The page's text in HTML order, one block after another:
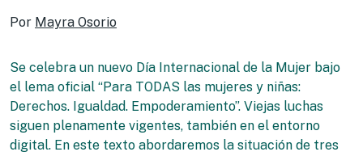
Por Mayra Osorio
Se celebra un nuevo Día Internacional de la Mujer bajo
el lema oficial “Para TODAS las mujeres y niñas:
Derechos. Igualdad. Empoderamiento”. Viejas luchas
siguen plenamente vigentes, también en el entorno
digital. En este texto abordaremos la situación de tres